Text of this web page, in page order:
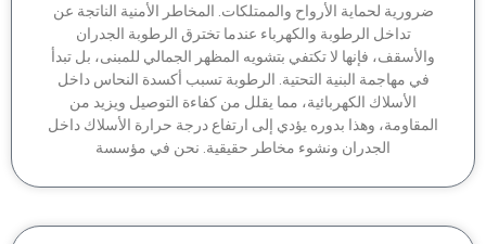
لحماية الأرواح والممتلكات. المخاطر الأمنية الناتجة عن
تداخل الرطوبة والكهرباء عندما تخترق الرطوبة الجدران
فإنها لا تكتفي بتشويه المظهر الجمالي للمبنى، بل تبدأ
في مهاجمة البنية التحتية. الرطوبة تسبب أكسدة النحاس داخل
الأسلاك الكهربائية، مما يقلل من كفاءة التوصيل ويزيد من
وهذا بدوره يؤدي إلى ارتفاع درجة حرارة الأسلاك داخل
الجدران ونشوء مخاطر حقيقية. نحن في مؤسسة